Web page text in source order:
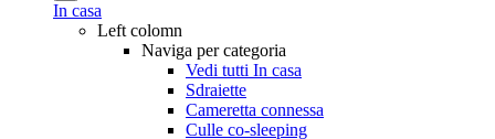
In casa
Left colomn
Naviga per categoria
Vedi tutti In casa
Sdraiette
Cameretta connessa
Culle co-sleeping